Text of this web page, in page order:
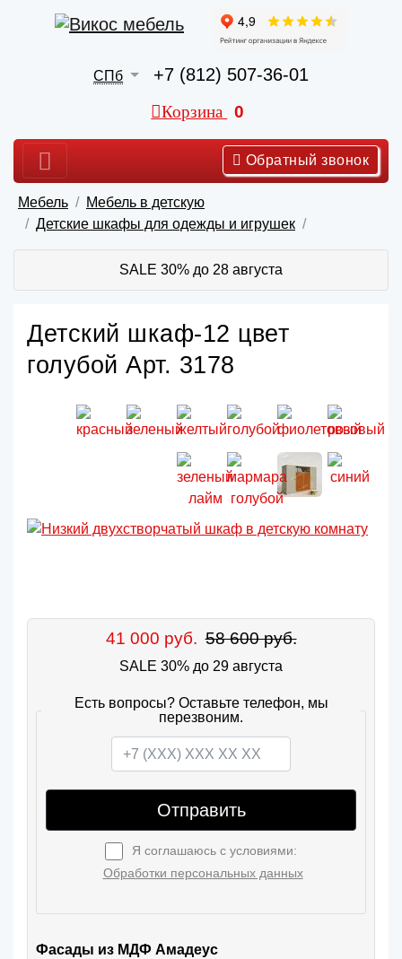
СПб +7 (812) 507-36-01
Корзина 0
Обратный звонок
Мебель
Мебель в детскую
Детские шкафы для одежды и игрушек
SALE 30% до 28 августа
Детский шкаф-12 цвет
голубой Арт. 3178
41 000 руб. 58 600 руб.
SALE 30% до 29 августа
Есть вопросы? Оставьте телефон, мы
перезвоним.
Отправить
Я соглашаюсь с условиями:
Обработки персональных данных
Фасады из МДФ Амадеус